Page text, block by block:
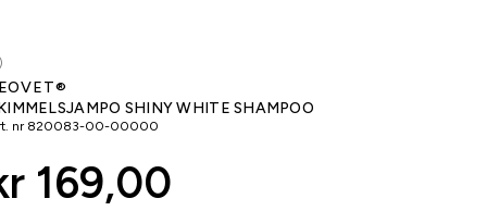
SHINY WHITE SHAMPOO
nr 820083-00-00000
169,00